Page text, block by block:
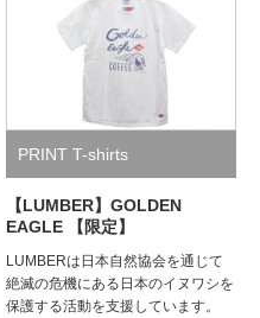
PRINT T-shirts
【LUMBER】GOLDEN
EAGLE 【限定】
LUMBERは日本自然協会を通じて
絶滅の危機にある日本のイヌワシを
保護する活動を支援しています。